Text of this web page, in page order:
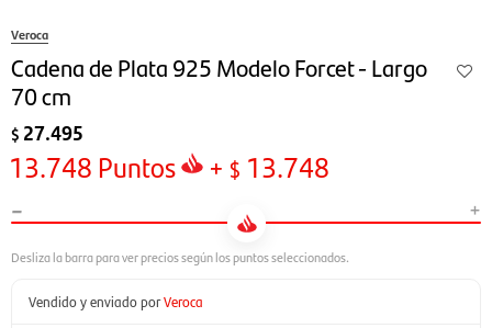
Veroca
Cadena de Plata 925 Modelo Forcet - Largo
70 cm
$ 27.495
13.748 Puntos + $ 13.748
- +
Vendido y enviado porVeroca